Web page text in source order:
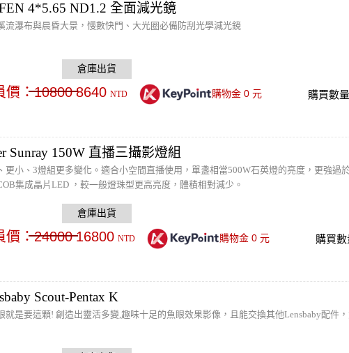
4*5.65 ND1.2 全面減光鏡
流瀑布與晨昏大景，慢數快門、大光圈必備防刮光學減光鏡
價：10800 8640 NTD 購物金 0元 購買數量
Sunray 150W 直播三攝影燈組
更小、3燈組更多變化。適合小空間直播使用，單盞相當500W石英燈的亮度，更強過
集成晶片LED ，較一般燈珠型更高亮度，體積相對減少。
價：24000 16800 NTD 購物金 0元 購買數
Scout-Pentax K
就是要這顆! 創造出靈活多變,趣味十足的魚眼效果影像，且能交換其他Lensbaby配件